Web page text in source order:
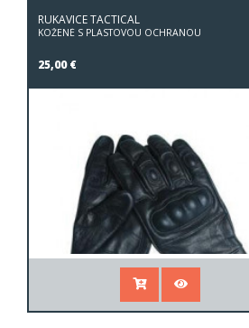
RUKAVICE TACTICAL
KOŽENÉ S PLASTOVOU OCHRANOU
25,00 €